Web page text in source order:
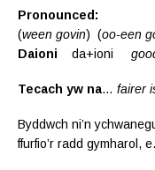
Pronounced:
(ween govin) (oo-een
Daioni da+ioni
Tecach yw na… fairer
Byddwch ni’n
ffurfio’r radd gymharol,